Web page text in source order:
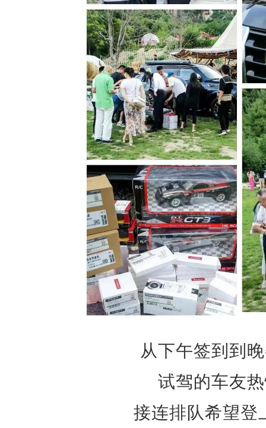
从下午签到到
试驾的车友
接连排队希望登